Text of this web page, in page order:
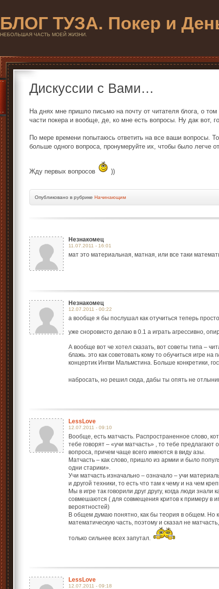
БЛОГ ТУЗА. Покер и
НЕБОЛЬШАЯ ЧАСТЬ МОЕЙ ЖИЗНИ.
Дискуссии с Вами…
На днях мне пришло письмо на почту от читателя блога, о
части покера и вообще, де, ко мне есть вопросы. Ну дак вот,
По мере времени попытаюсь ответить на все ваши вопросы.
больше одного вопроса, пронумеруйте их, чтобы было легче
Жду первых вопросов ))
Опубликовано в рубрике Начинающим
Незнакомец
11.07.2011 - 16:01
мат это материальная, матная, или все таки
Незнакомец
12.07.2011 - 00:22
а вообще я бы послушал как отучиться теперь
уже сноровисто делаю в 0.1 а играть агрессивно,
А вообще вот че хотел сказать, вот советы типа –
блажь. это как советовать кому то обучиться игре
концертик Ингви Мальмстина. Больше конкретики,
набросать, но решил сюда, дабы ты опять не
LessLove
12.07.2011 - 09:10
Вообще, есть матчасть. Распространенное слово,
тебе говорят – «учи матчасть» , то тебе предлагают
вопроса, причем чаще всего имеются в виду азы.
Матчасть – как слово, пришло из армии и было
одни старики».
Учи матчасть изначально – означало – учи
и другой техники, то есть что там к чему и на чем
Мы в игре так говорили друг другу, когда люди
совмешаются ( для совмещения критов к примеру в
вероятностей)
В общем думаю понятно, как бы теория в общем. Но
математическую часть, поэтому и сказал не
только сильнее всех запутал.
LessLove
12.07.2011 - 09:18